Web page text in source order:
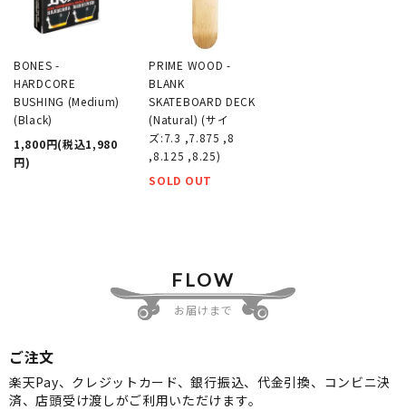
BONES -
HARDCORE
BUSHING (Medium)
(Black)
1,800円(税込1,980
円)
PRIME WOOD -
BLANK
SKATEBOARD DECK
(Natural) (サイ
ズ:7.3 ,7.875 ,8
,8.125 ,8.25)
SOLD OUT
FLOW
お届けまで
ご注文
楽天Pay、クレジットカード、銀行振込、代金引換、コンビニ決
済、店頭受け渡しがご利用いただけます。